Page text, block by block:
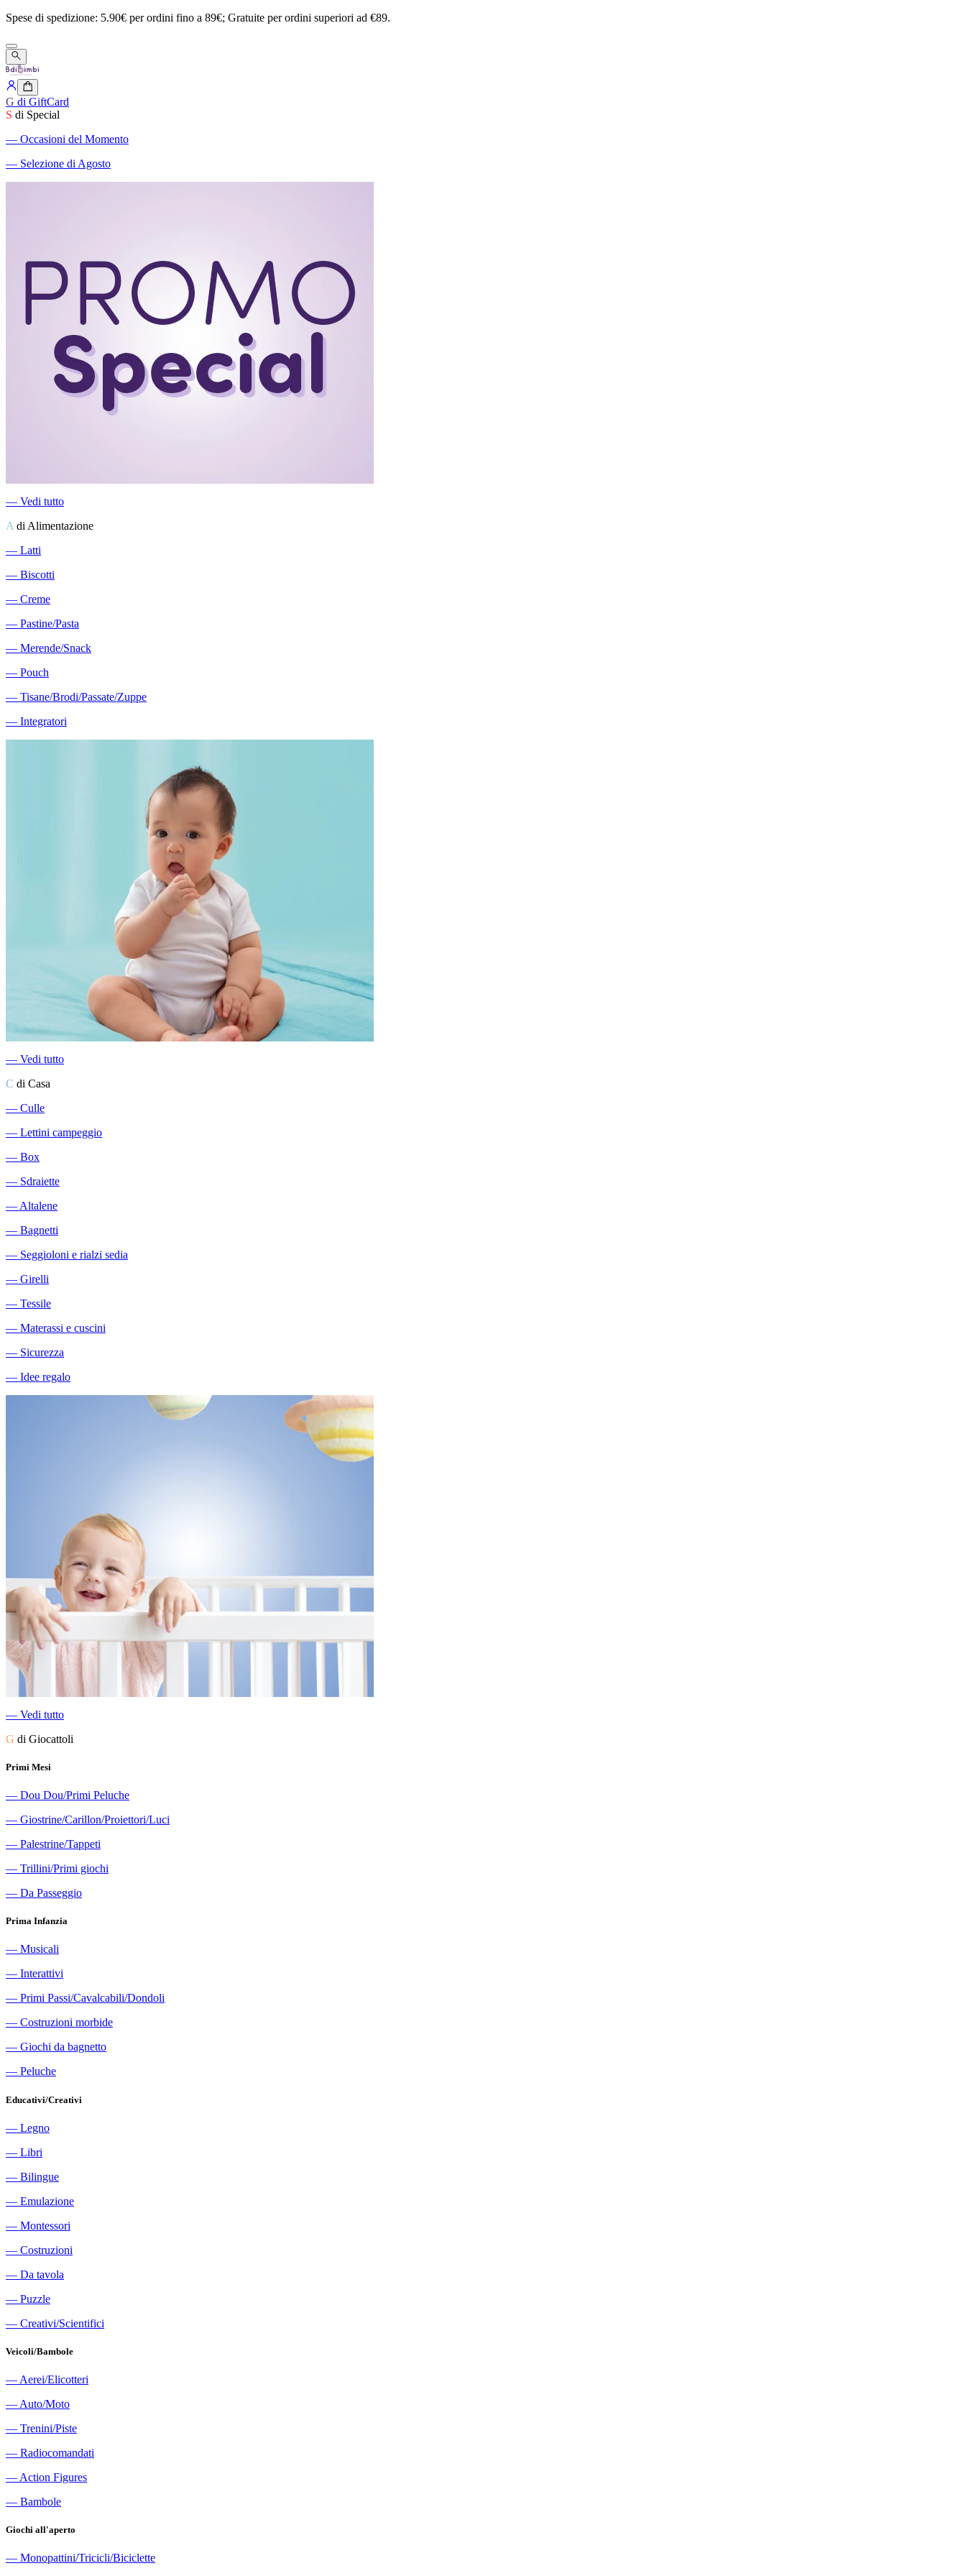
Spese di spedizione: 5.90€ perordini fino a 89€; Gratuite perordini superiori ad €89.
G di GiftCard
S di Special
― Occasioni del Momento
― Selezione di Agosto
― Vedi tutto
A di Alimentazione
― Latti
― Biscotti
― Creme
― Pastine/Pasta
― Merende/Snack
― Pouch
― Tisane/Brodi/Passate/Zuppe
― Integratori
― Vedi tutto
C di Casa
― Culle
― Lettini campeggio
― Box
― Sdraiette
― Altalene
― Bagnetti
― Seggioloni e rialzi sedia
― Girelli
― Tessile
― Materassi e cuscini
― Sicurezza
― Idee regalo
― Vedi tutto
G di Giocattoli
Primi Mesi
― Dou Dou/Primi Peluche
― Giostrine/Carillon/Proiettori/Luci
― Palestrine/Tappeti
― Trillini/Primi giochi
― Da Passeggio
Prima Infanzia
― Musicali
― Interattivi
― Primi Passi/Cavalcabili/Dondoli
― Costruzioni morbide
― Giochi da bagnetto
― Peluche
Educativi/Creativi
― Legno
― Libri
― Bilingue
― Emulazione
― Montessori
― Costruzioni
― Da tavola
― Puzzle
― Creativi/Scientifici
Veicoli/Bambole
― Aerei/Elicotteri
― Auto/Moto
― Trenini/Piste
― Radiocomandati
― Action Figures
― Bambole
Giochi all'aperto
― Monopattini/Tricicli/Biciclette